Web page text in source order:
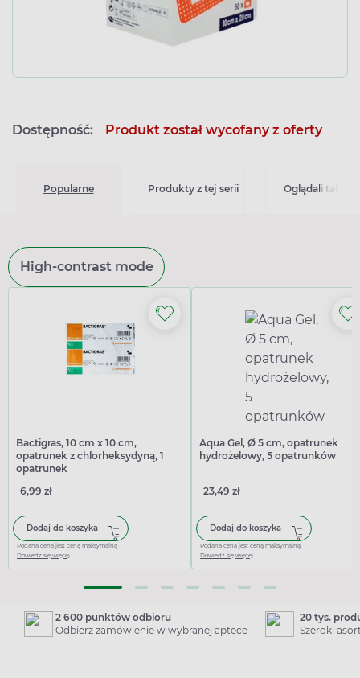
Dostępność: Produkt został wycofany z oferty
Popularne Produkty z tej serii Oglądali także
High-contrast mode
Bactigras, 10 cm x 10 cm,
opatrunek z chlorheksydyną, 1
opatrunek
6,99 zł
Dodaj do koszyka
Podana cena jest ceną maksymalną
Dowiedz się więcej
Aqua Gel, Ø 5 cm, opatrunek
hydrożelowy, 5 opatrunków
23,49 zł
Dodaj do koszyka
Podana cena jest ceną maksymalną
Dowiedz się więcej
2 600 punktów odbioru
Odbierz zamówienie w wybranej aptece
20 tys.
Szeroki